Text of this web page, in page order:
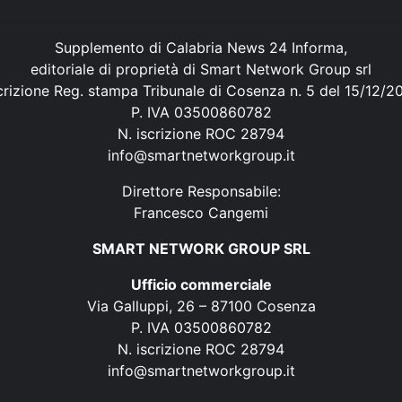
Supplemento di Calabria News 24 Informa,
editoriale di proprietà di Smart Network Group srl
Reg. stampa Tribunale di Cosenza n. 5 del 15/12/
P. IVA 03500860782
N. iscrizione ROC 28794
info@smartnetworkgroup.it
Direttore Responsabile:
Francesco Cangemi
SMART NETWORK GROUP SRL
Ufficio commerciale
Via Galluppi, 26 – 87100 Cosenza
P. IVA 03500860782
N. iscrizione ROC 28794
info@smartnetworkgroup.it